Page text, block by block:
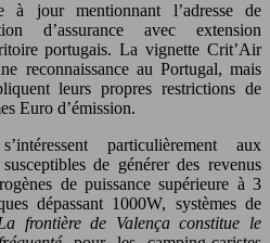
à jour mentionnant l’adresse de
d’assurance avec extension
portugais. La vignette Crit’Air
reconnaissance au Portugal, mais
leurs propres restrictions de
Euro d’émission.
particulièrement aux
de générer des revenus
de puissance supérieure à 3
dépassant 1000W, systèmes de
frontière de Valença constitue le